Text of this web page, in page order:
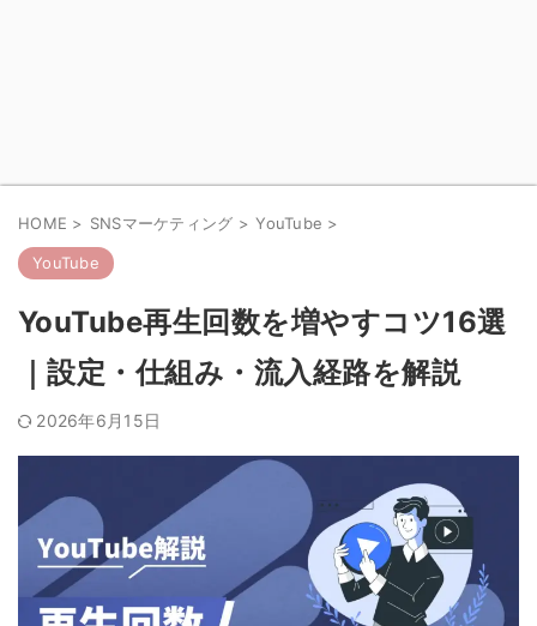
HOME > SNSマーケティング > YouTube >
YouTube
YouTube再生回数を増やすコツ16選
｜設定・仕組み・流入経路を解説
2026年6月15日